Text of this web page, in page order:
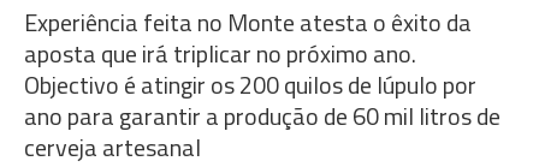
Experiência feita no Monte atesta o êxito da
aposta que irá triplicar no próximo ano.
Objectivo é atingir os 200 quilos de lúpulo por
ano para garantir a produção de 60 mil litros de
cerveja artesanal